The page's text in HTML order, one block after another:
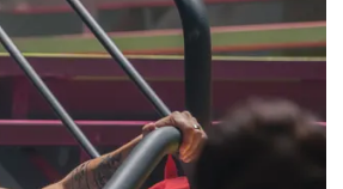
, es una producción original
con Globomedia (THE
García, Laura Fdz.
ejecutivos.